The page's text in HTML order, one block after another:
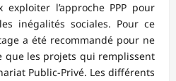
exploiter l’approche PPP pour
inégalités sociales. Pour ce
a été recommandé pour ne
que les projets qui remplissent
Public-Privé. Les différents